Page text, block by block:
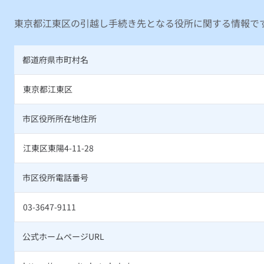
東京都江東区の引越し手続き先となる役所に関する情報で
都道府県市町村名
東京都江東区
市区役所所在地住所
江東区東陽4-11-28
市区役所電話番号
03-3647-9111
公式ホームページURL